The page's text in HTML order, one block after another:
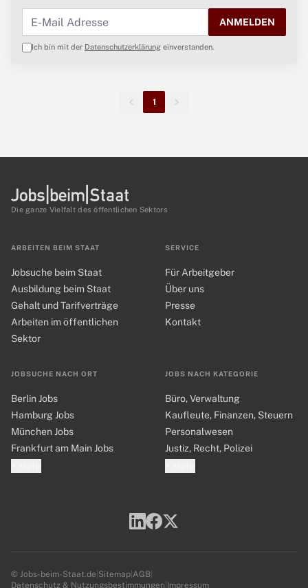
ANMELDEN
Ich bin mit der Datenschutzerklärung einverstanden.
1
Die ganze Vielfalt des öffentlichen Sektors
ARBEITEN BEIM STAAT
Jobsuche beim Staat
Ausbildung beim Staat
Gehalt und Tarifverträge
Arbeiten im öffentlichen
Sektor
JOBSUCHE NACH ORT
Berlin Jobs
Hamburg Jobs
München Jobs
Frankfurt am Main Jobs
JOBS NACH KATEGORIE
Büro, Verwaltung
Kaufleute, Finanzen, Steuern
Personalwesen
Justiz, Recht, Polizei
SERVICE
Für Arbeitgeber
Über uns
Presse
Kontakt
© Jobs-beim-Staat.de Sitemap AGB
Datenschutz & Nutzungsbestimmungen Impressum